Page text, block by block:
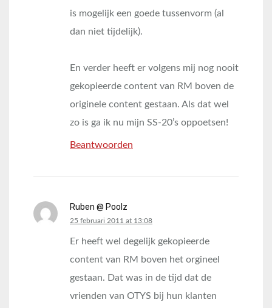
is mogelijk een goede tussenvorm (al
dan niet tijdelijk).
En verder heeft er volgens mij nog nooit
gekopieerde content van RM boven de
originele content gestaan. Als dat wel
zo is ga ik nu mijn SS-20’s oppoetsen!
Beantwoorden
Ruben @ Poolz
says:
25 februari 2011 at 13:08
Er heeft wel degelijk gekopieerde
content van RM boven het orgineel
gestaan. Dat was in de tijd dat de
vrienden van OTYS bij hun klanten